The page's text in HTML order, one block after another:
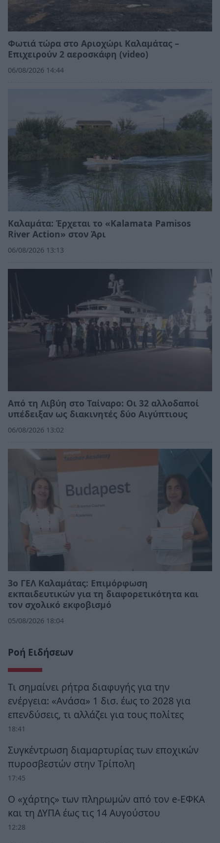
Φωτιά τώρα στο Αριοχώρι Καλαμάτας –
Επιχειρούν 2 αεροσκάφη (video)
06/08/2026 14:44
Καλαμάτα: Έρχεται το «Kalamata Pamisos
River Action» στον Άρι
06/08/2026 13:13
Από τη Λιβύη στο Ταίναρο: Οι 32 αλλοδαποί
υπέδειξαν ως διακινητές δύο Αιγύπτιους
06/08/2026 13:02
3ο ΓΕΛ Καλαμάτας: Επιμόρφωση
εκπαιδευτικών για τη διαφορετικότητα και
τον σχολικό εκφοβισμό
05/08/2026 18:04
Ροή Ειδήσεων
Τι σημαίνει ρήτρα διαφυγής για την
ενέργεια: «Ανάσα» 1 δισ. έως το 2028 για
επενδύσεις, τι αλλάζει για τους πολίτες
18:41
Συγκέντρωση διαμαρτυρίας των εποχικών
πυροσβεστών στην Τρίπολη
17:45
Ο «χάρτης» των πληρωμών από τον e-ΕΦΚΑ
και τη ΔΥΠΑ έως τις 14 Αυγούστου
12:28